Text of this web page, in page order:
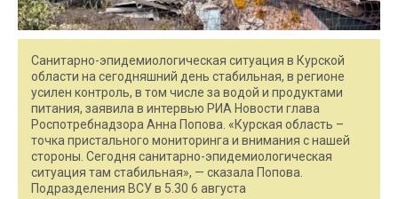
Санитарно-эпидемиологическая ситуация в Курской
области на сегодняшний день стабильная, в регионе
усилен контроль, в том числе за водой и продуктами
питания, заявила в интервью РИА Новости глава
Роспотребнадзора Анна Попова. «Курская область –
точка пристального мониторинга и внимания с нашей
стороны. Сегодня санитарно-эпидемиологическая
ситуация там стабильная», — сказала Попова.
Подразделения ВСУ в 5.30 6 августа